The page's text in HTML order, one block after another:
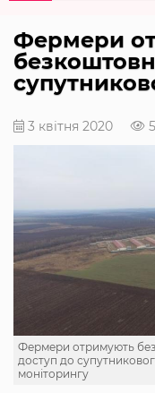
Фермери
3 квітня 2020
Фермери отримують
доступ до
моніторингу